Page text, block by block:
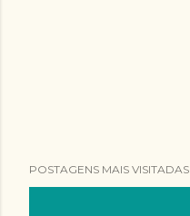
POSTAGENS MAIS VISITADAS